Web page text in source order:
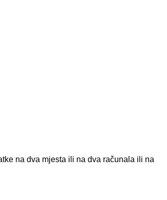
na dva mjesta ili na dva računala ili na